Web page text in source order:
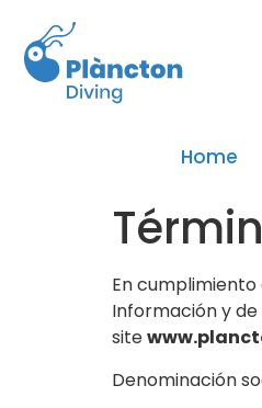
Home
En cumplimiento
Información y
sitewww.
Denominación